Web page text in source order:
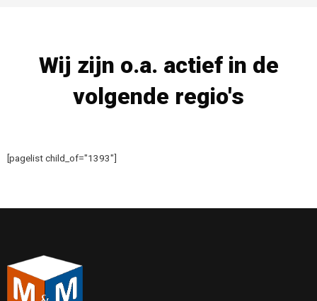
Wij zijn o.a. actief in de
volgende regio's
[pagelist child_of="1393"]